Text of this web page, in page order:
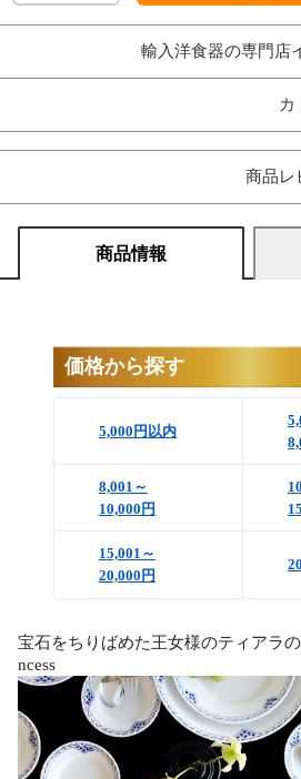
輸入洋食器の専門店
カ
商品レ
商品情報
価格から探す
5,000円以内
8,001～
10,000円
15,001～
20,000円
宝石をちりばめた王女様のティアラ
ncess